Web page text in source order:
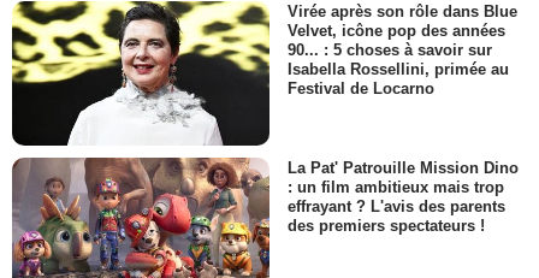
Virée après son rôle dans Blue
Velvet, icône pop des années
90... : 5 choses à savoir sur
Isabella Rossellini, primée au
Festival de Locarno
La Pat' Patrouille Mission Dino
: un film ambitieux mais trop
effrayant ? L'avis des parents
des premiers spectateurs !